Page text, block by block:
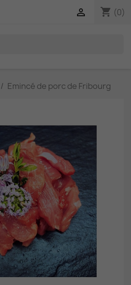
shopping_cart (0)

Emincé de porc de Fribourg